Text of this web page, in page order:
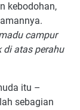
kebodohan,
campur
di atas perahu
itu –
sebagian